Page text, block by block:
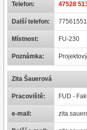
Telefon: 47528
Další telefon:
Místnost: FU-230
Poznámka:
Zita Šauerová
Pracoviště: FUD -
e-mail: